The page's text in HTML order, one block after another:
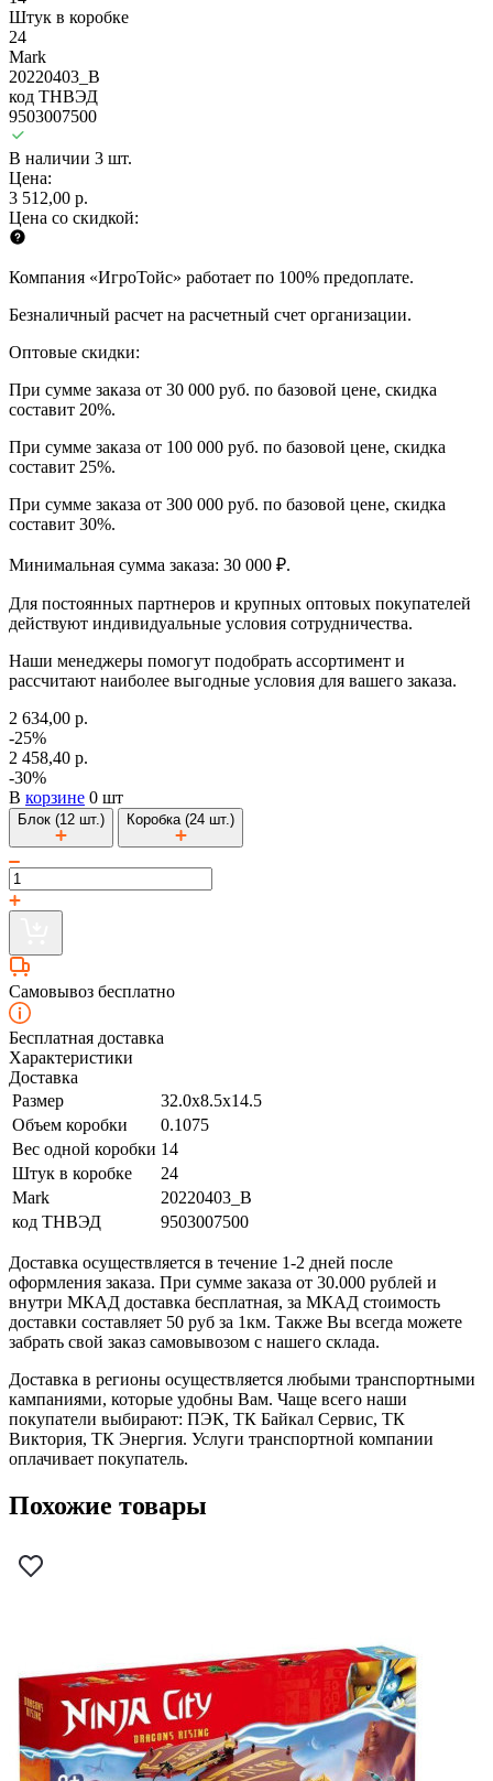
Штук в коробке
24
Mark
20220403_B
код ТНВЭД
9503007500
В наличии 3 шт.
Цена:
3 512,00 р.
Цена со скидкой:
Компания «ИгроТойс» работает по 100% предоплате.
Безналичный расчет на расчетный счет организации.
Оптовые скидки:
При сумме заказа от 30 000 руб. по базовой цене, скидка
составит 20%.
При сумме заказа от 100 000 руб. по базовой цене, скидка
составит 25%.
При сумме заказа от 300 000 руб. по базовой цене, скидка
составит 30%.
Минимальная сумма заказа: 30 000 ₽.
Для постоянных партнеров и крупных оптовых покупателей
действуют индивидуальные условия сотрудничества.
Наши менеджеры помогут подобрать ассортимент и
рассчитают наиболее выгодные условия для вашего заказа.
2 634,00 р.
-25%
2 458,40 р.
-30%
В корзине 0 шт
Блок (12 шт.) Коробка (24 шт.)
Самовывоз бесплатно
Бесплатная доставка
Характеристики
Доставка
Размер
32.0x8.5x14.5
Объем коробки
0.1075
Вес одной коробки 14
Штук в коробке
24
Mark
20220403_B
код ТНВЭД
9503007500
Доставка осуществляется в течение 1-2 дней после
оформления заказа. При сумме заказа от 30.000 рублей и
внутри МКАД доставка бесплатная, за МКАД стоимость
доставки составляет 50 руб за 1км. Также Вы всегда можете
забрать свой заказ самовывозом с нашего склада.
Доставка в регионы осуществляется любыми транспортными
кампаниями, которые удобны Вам. Чаще всего наши
покупатели выбирают: ПЭК, ТК Байкал Сервис, ТК
Виктория, ТК Энергия. Услуги транспортной компании
оплачивает покупатель.
Похожие товары